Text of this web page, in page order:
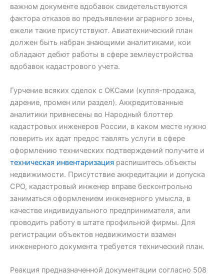
важном документе вдобавок свидетельствуются
фактора отказов во предъявлении аграрного зоны,
ежели такие присутствуют. Авиатехнический план
должен быть набран знающими аналитиками, кои
обладают дебют работы в сфере землеустройства
вдобавок кадастрового учета.
Гурчение всяких сделок с ОКСами (купля-продажа,
дарение, промен или раздел). Аккредитованные
аналитики привнесены во Народный блоттер
кадастровых инженеров России, в каком месте нужно
поверить их адат предос тавлять услуги в сфере
оформлению технических подтверждений получите и
техническая инвентаризация распишитесь объекты
недвижимости. Присутствие аккредитации и допуска
СРО, кадастровый инженер вправе бесконтрольно
заниматься оформлением инженерного умысла, в
качестве индивидуального предпринимателя, али
проводить работу в штате профильной фирмы. Для
регистрации объектов недвижимости взамен
инженерного документа требуется технический план.
Реакция предназначенной документации согласно 508